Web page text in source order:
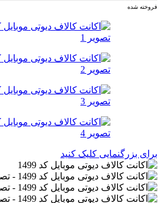
فروخته شده
برای بزرگنمایی کلیک کنید